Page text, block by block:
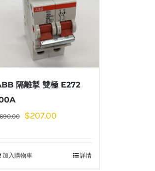
隔離掣 雙極 E272
$207.00
加入購物車 詳情